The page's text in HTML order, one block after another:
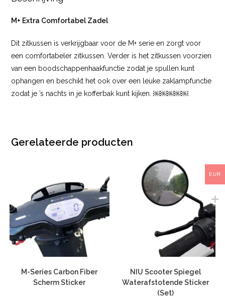
M+ Extra Comfortabel Zadel
Dit zitkussen is verkrijgbaar voor de M+ serie en zorgt voor
een comfortabeler zitkussen. Verder is het zitkussen voorzien
van een boodschappenhaakfunctie zodat je spullen kunt
ophangen en beschikt het ook over een leuke zaklampfunctie
zodat je ’s nachts in je kofferbak kunt kijken. ￼￼￼￼￼
Gerelateerde producten
M-Series Carbon Fiber
Scherm Sticker
NIU Scooter Spiegel
Waterafstotende Sticker
(Set)
EUR